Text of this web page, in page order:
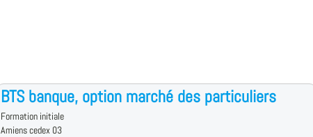
BTS banque, option marché des particuliers
Formation initiale
Amiens cedex 03